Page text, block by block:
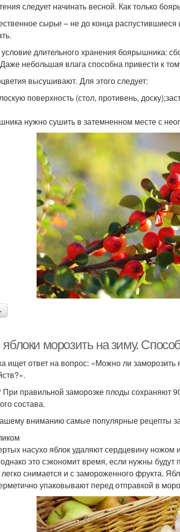
следует начинать весной. Как только
сырье – не до конца
длительного хранения боярышника:
небольшая влага способна привести к
высушивают. Для этого следует:
поверхность (стол, противень,
нужно сушить в затемненном месте с
морозить на зиму.
ищет ответ на вопрос: «Можно ли
правильной заморозке плоды сохраняют
состава.
вниманию самые популярные рецепты
насухо яблок удаляют сердцевину
это сэкономит время, если нужны
легко снимается и с замороженного фрукта.
упаковывают перед отправкой в